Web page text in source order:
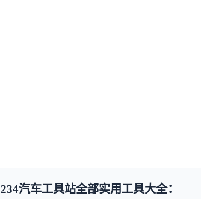
234汽车工具站全部实用工具大全：